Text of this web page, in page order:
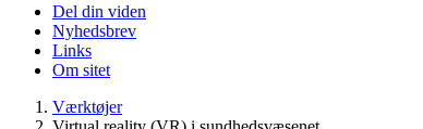
Del din viden
Nyhedsbrev
Links
Om sitet
Værktøjer